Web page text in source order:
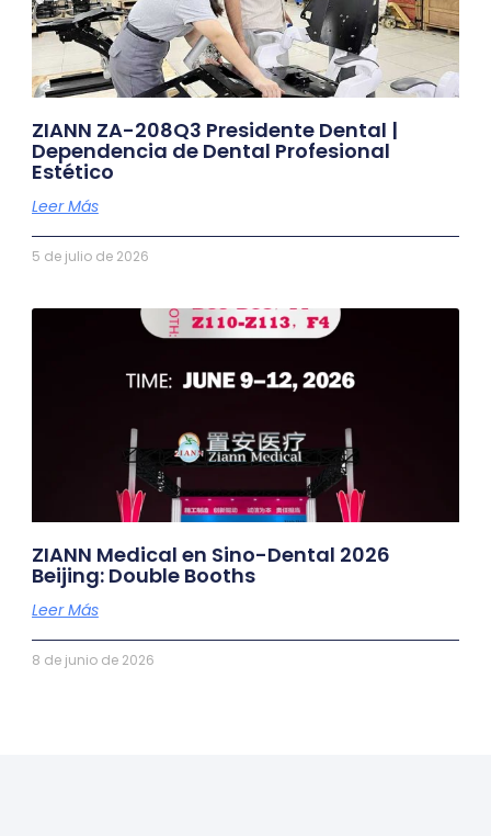
ZIANN ZA-208Q3 Presidente Dental |
Dependencia de Dental Profesional
Estético
Leer Más
5 de julio de 2026
ZIANN Medical en Sino-Dental 2026
Beijing: Double Booths
Leer Más
8 de junio de 2026